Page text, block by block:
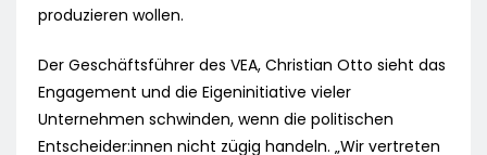
produzieren wollen.
Der Geschäftsführer des VEA, Christian Otto sieht das
Engagement und die Eigeninitiative vieler
Unternehmen schwinden, wenn die politischen
Entscheider:innen nicht zügig handeln. „Wir vertreten